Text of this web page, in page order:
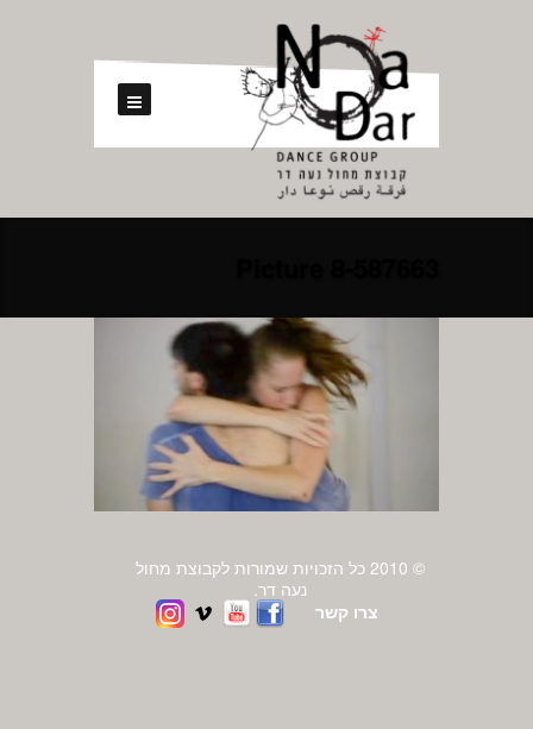
© 2010 כל הזכויות שמורות לקבוצת מחול
נעה דר.
צרו קשר